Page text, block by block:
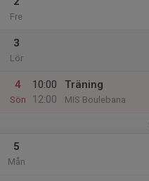
Fre
3
Lör
4
Sön
10:00
12:00
Träning
MIS Boulebana
5
Mån